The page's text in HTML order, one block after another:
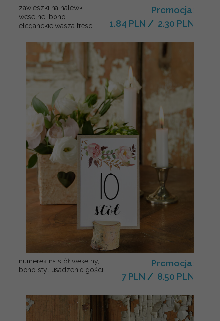
zawieszki na nalewki
weselne, boho
eleganckie wasza tresc
Promocja:
1.84 PLN / 2.30 PLN
numerek na stół weselny,
boho styl usadzenie gości
Promocja:
7 PLN / 8.50 PLN